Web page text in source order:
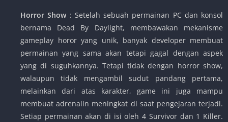
Horror Show : Setelah sebuah permainan PC dan konsol
bernama Dead By Daylight, membawakan mekanisme
gameplay horor yang unik, banyak developer membuat
permainan yang sama akan tetapi gagal dengan aspek
yang di suguhkannya. Tetapi tidak dengan horror show,
walaupun tidak mengambil sudut pandang pertama,
melainkan dari atas karakter, game ini juga mampu
membuat adrenalin meningkat di saat pengejaran terjadi.
Setiap permainan akan di isi oleh 4 Survivor dan 1 Killer.